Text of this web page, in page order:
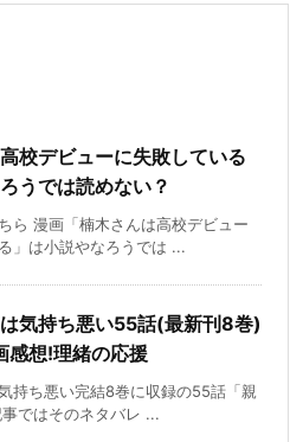
校デビューに失敗している
うでは読めない？
ら 漫画「楠木さんは高校デビュー
」は小説やなろうでは ...
気持ち悪い55話(最新刊8巻)
感想!理緒の応援
持ち悪い完結8巻に収録の55話「親
ではそのネタバレ ...